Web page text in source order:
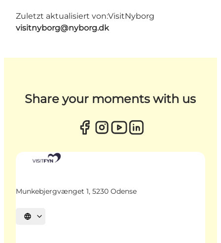
Zuletzt aktualisiert von:VisitNyborg
visitnyborg@nyborg.dk
Share your moments with us
Munkebjergvænget 1, 5230 Odense
Sprache auswählen